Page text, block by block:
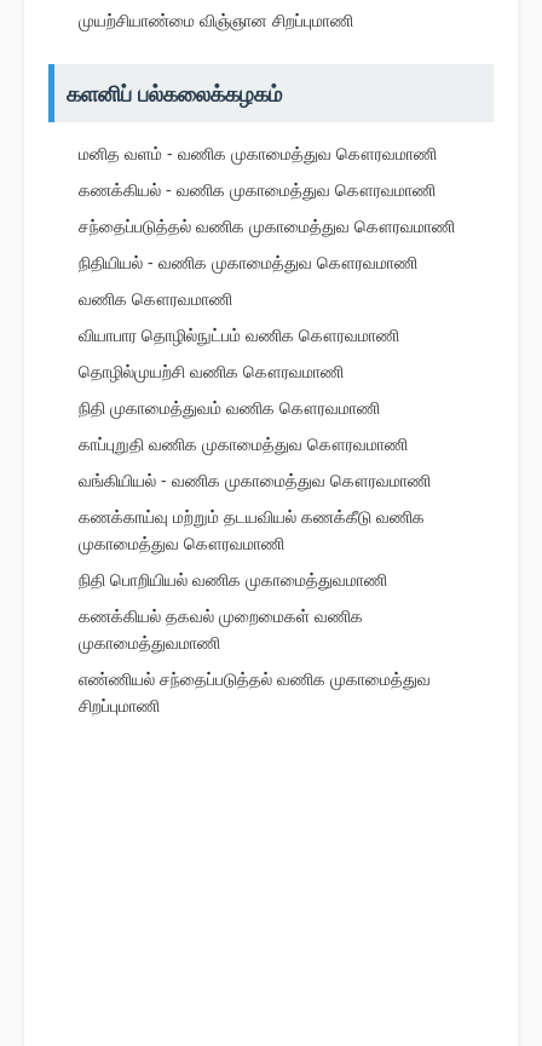
முயற்சியாண்மை விஞ்ஞான சிறப்புமாணி
களனிப் பல்கலைக்கழகம்
மனித வளம் - வணிக முகாமைத்துவ கௌரவமாணி
கணக்கியல் - வணிக முகாமைத்துவ கௌரவமாணி
சந்தைப்படுத்தல் வணிக முகாமைத்துவ கௌரவமாணி
நிதியியல் - வணிக முகாமைத்துவ கௌரவமாணி
வணிக கௌரவமாணி
வியாபார தொழில்நுட்பம் வணிக கௌரவமாணி
தொழில்முயற்சி வணிக கௌரவமாணி
நிதி முகாமைத்துவம் வணிக கௌரவமாணி
காப்புறுதி வணிக முகாமைத்துவ கௌரவமாணி
வங்கியியல் - வணிக முகாமைத்துவ கௌரவமாணி
கணக்காய்வு மற்றும் தடயவியல் கணக்கீடு வணிக
முகாமைத்துவ கௌரவமாணி
நிதி பொறியியல் வணிக முகாமைத்துவமாணி
கணக்கியல் தகவல் முறைமைகள் வணிக
முகாமைத்துவமாணி
எண்ணியல் சந்தைப்படுத்தல் வணிக முகாமைத்துவ
சிறப்புமாணி